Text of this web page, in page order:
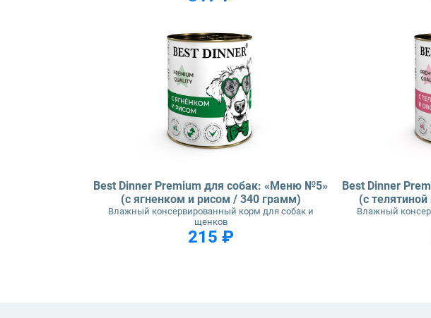
Best Dinner Premium для собак: «Меню №5»
(с ягненком и рисом / 340 грамм)
Влажный консервированный корм для собак и
щенков
215 ₽
Best Dinner
(с
Влажный